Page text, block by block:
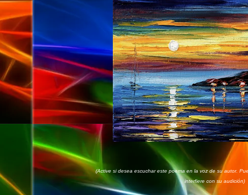
(Active si desea escuchar este poema en la voz de su autor.
interfiere con su audición)